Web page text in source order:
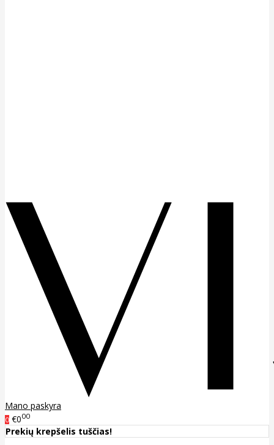
Mano paskyra
0 €000
Prekių krepšelis tuščias!